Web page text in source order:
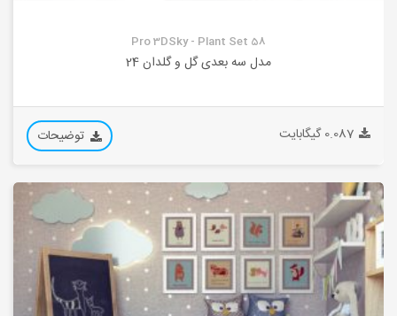
Pro 3DSky - Plant Set 58
مدل سه بعدی گل و گلدان 24
0.087 گیگابایت توضیحات